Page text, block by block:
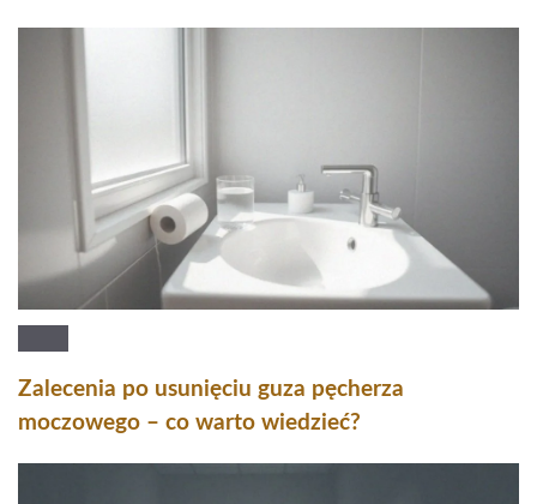
Zalecenia po usunięciu guza pęcherza
moczowego – co warto wiedzieć?